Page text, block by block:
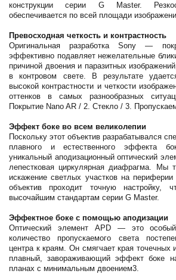
конструкции серии G Master.
обеспечивается по всей площади
Превосходная четкость и контрастность
Оригинальная разработка Sony —
эффективно подавляет нежелательные
причиной двоения и паразитных
в контровом свете. В результате
высокой контрастности и четкости
оттенков в самых разнообразных
Покрытие Nano AR / 2. Стекло / 3.
Эффект боке во всем великолепии
Поскольку этот объектив разрабатывался
плавного и естественного эффекта
уникальный аподизационный оптический
лепестковая циркулярная диафрагма. Мы
искажение светлых участков на
объектив проходит точную настройку,
высочайшим стандартам серии G Master.
Эффектное боке с помощью аподизации
Оптический элемент APD — это
количество пропускаемого света
центра к краям. Он смягчает края точечных
плавный, завораживающий эффект боке
планах с минимальным двоением3.